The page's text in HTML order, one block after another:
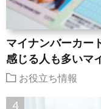
マイナンバーカー
感じる人も多いマ
お役立ち情報